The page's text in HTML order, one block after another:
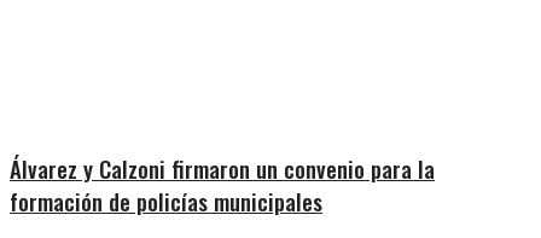
Álvarez y Calzoni firmaron un convenio para la
formación de policías municipales